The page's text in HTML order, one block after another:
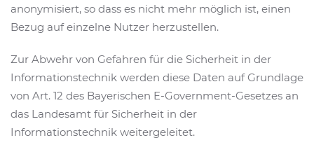
anonymisiert, so dass es nicht mehr möglich ist, einen
Bezug auf einzelne Nutzer herzustellen.
Zur Abwehr von Gefahren für die Sicherheit in der
Informationstechnik werden diese Daten auf Grundlage
von Art. 12 des Bayerischen E-Government-Gesetzes an
das Landesamt für Sicherheit in der
Informationstechnik weitergeleitet.